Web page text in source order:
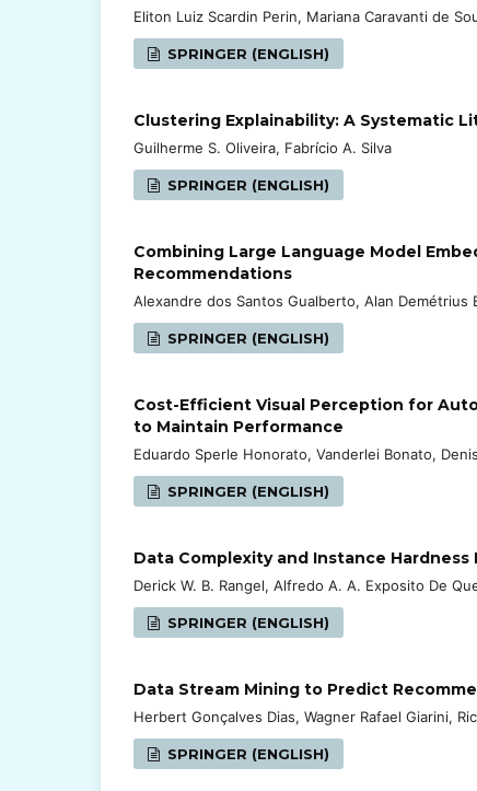
Eliton Luiz Scardin Perin, Mariana Caravanti de
SPRINGER (ENGLISH)
Clustering Explainability: A Systematic
Guilherme S. Oliveira, Fabrício A. Silva
SPRINGER (ENGLISH)
Combining Large Language Model
Recommendations
Alexandre dos Santos Gualberto, Alan Demétrius
SPRINGER (ENGLISH)
Cost-Efficient Visual Perception for
to Maintain Performance
Eduardo Sperle Honorato, Vanderlei Bonato,
SPRINGER (ENGLISH)
Data Complexity and Instance
Derick W. B. Rangel, Alfredo A. A. Exposito De
SPRINGER (ENGLISH)
Data Stream Mining to Predict
Herbert Gonçalves Dias, Wagner Rafael Giarini,
SPRINGER (ENGLISH)